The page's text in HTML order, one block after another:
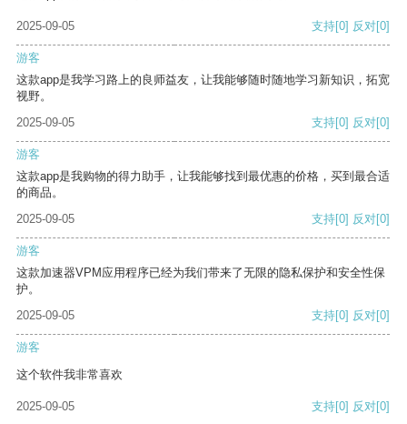
2025-09-05 支持[0] 反对[0]
游客
这款app是我学习路上的良师益友，让我能够随时随地学习新知识，拓宽
视野。
2025-09-05
支持[0] 反对[0]
游客
这款app是我购物的得力助手，让我能够找到最优惠的价格，买到最合适
的商品。
2025-09-05
支持[0] 反对[0]
游客
这款加速器VPM应用程序已经为我们带来了无限的隐私保护和安全性保
护。
2025-09-05
支持[0] 反对[0]
游客
这个软件我非常喜欢
2025-09-05 支持[0] 反对[0]